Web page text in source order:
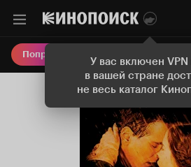
У вас включен VPN
в вашей стране
не весь каталог
Попробовать Плюс